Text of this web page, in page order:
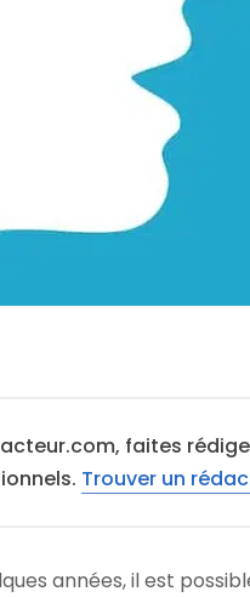
faites
Trouver un
années, il est